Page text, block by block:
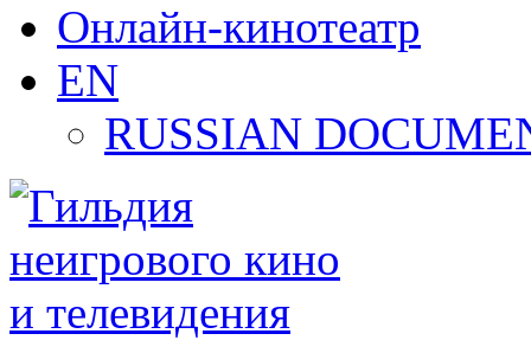
Онлайн-кинотеатр
EN
RUSSIAN